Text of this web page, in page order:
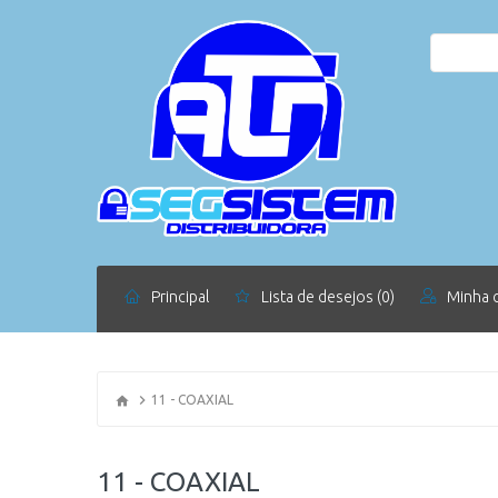
Principal Lista de desejos (0) Minha
11 - COAXIAL
11 - COAXIAL